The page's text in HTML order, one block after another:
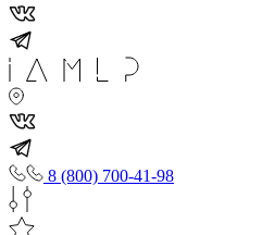
8 (800) 700-41-98